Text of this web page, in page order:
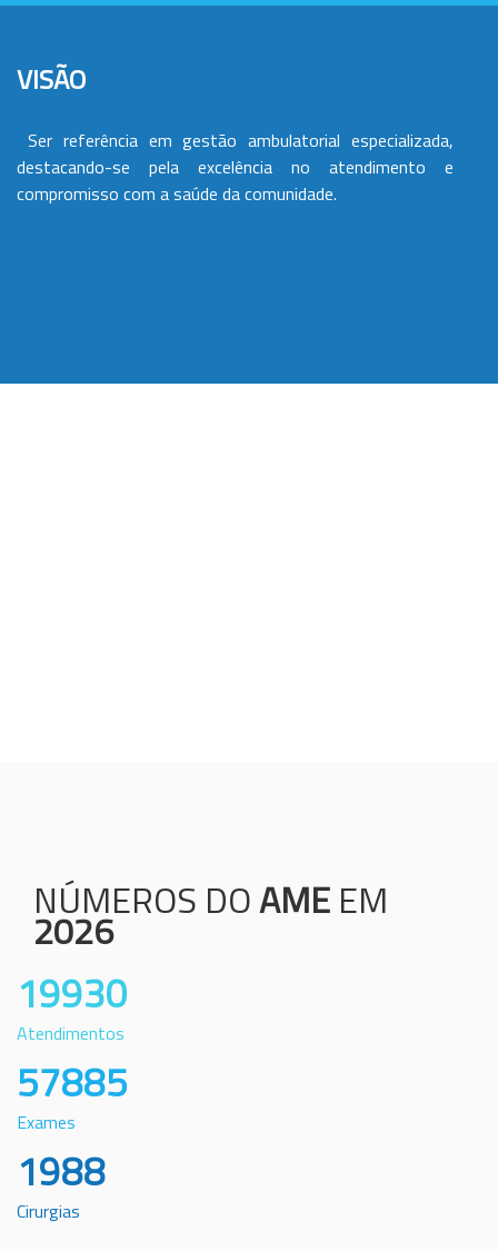
VISÃO
Ser referência em gestão ambulatorial especializada,
destacando-se pela excelência no atendimento e
compromisso com a saúde da comunidade.
NÚMEROS DOAME EM
2026
19930
Atendimentos
57885
Exames
1988
Cirurgias